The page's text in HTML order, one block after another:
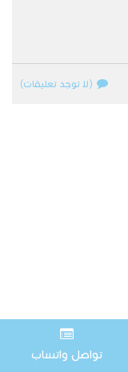
(لا توجد تعليقات)
تواصل واتساب